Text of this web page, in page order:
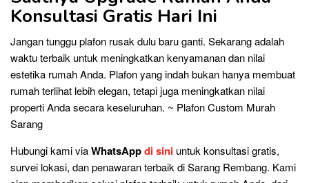
Konsultasi Gratis Hari Ini
Jangan tunggu plafon rusak dulu baru ganti. Sekarang adalah
waktu terbaik untuk meningkatkan kenyamanan dan nilai
estetika rumah Anda. Plafon yang indah bukan hanya membuat
rumah terlihat lebih elegan, tetapi juga meningkatkan nilai
properti Anda secara keseluruhan. ~ Plafon Custom Murah
Sarang
Hubungi kami viaWhatsAppdi sini untuk konsultasi gratis,
survei lokasi, dan penawaran terbaik di Sarang Rembang. Kami